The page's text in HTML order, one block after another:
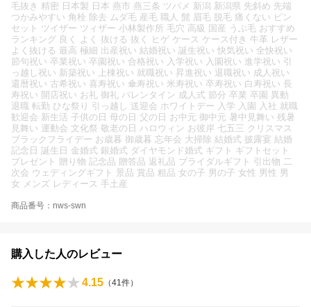
毛抜き 精密 日本製 日本 燕市 燕三条 ツバメ 新潟 新潟県 先斜め 先端
つかみやすい 角栓 除去 ムダ毛 産毛 職人 髭 眉毛 脱毛 痛くない ピン
セット ツイザー ツィザー 小林製作所 毛穴 高級 国産 うぶ毛 おすすめ
ランキング 良く よく 抜ける 抜く ヒゲ ケース ケース付き 牛革 レザー
よく抜ける 最高 極細 出産祝い 結婚祝い 誕生祝い 快気祝い 全快祝い
節句祝い 卒業祝い 卒園祝い 合格祝い 入学祝い 入園祝い 進学祝い 引
っ越し祝い 新築祝い 上棟祝い 就職祝い 昇進祝い 退職祝い 成人祝い
還暦祝い 古希祝い 喜寿祝い 傘寿祝い 米寿祝い 卒寿祝い 白寿祝い 長
寿祝い 開店祝い お礼 御礼 バレンタイン 成人式 節分 卒業 卒園 異動
退職 転勤 ひな祭り 引っ越し 送迎会 ホワイトデー 入学 入園 入社 就職
歓迎会 新生活 子供の日 母の日 父の日 お中元 御中元 暑中見舞い 残暑
見舞い 運動会 文化祭 敬老の日 ハロウィン お彼岸 七五三 クリスマス
ブラックフライデー お歳暮 御歳暮 忘年会 大掃除 結婚式 披露宴 結婚
記念日 誕生日 金婚式 銀婚式 ダイヤモンド婚式 ギフト ギフトセット
プレゼント 贈り物 記念品 贈答品 返礼品 ブライダルギフト 引出物 二
次会 ウェディングギフト 景品 賞品 粗品 女の子 男の子 女性 男性 男
女 メンズ レディース 手土産
商品番号：nws-swn
購入した人のレビュー
4.15 （41件）